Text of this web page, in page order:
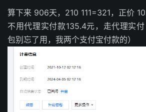
算下来 906天，210 111=321，正价
不用代理实付款135.4元，走代理实付
包别忘了用，我两个支付宝付款的）